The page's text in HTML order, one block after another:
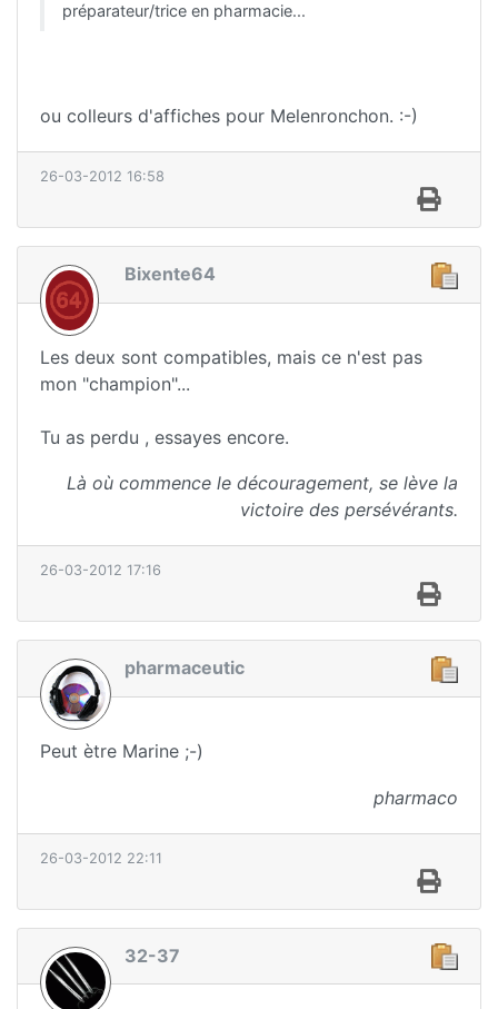
préparateur/trice en pharmacie...
ou colleurs d'affiches pour Melenronchon. :-)
26-03-2012 16:58
Bixente64
Les deux sont compatibles, mais ce n'est pas
mon "champion"...
Tu as perdu , essayes encore.
Là où commence le découragement, se lève la
victoire des persévérants.
26-03-2012 17:16
pharmaceutic
Peut ètre Marine ;-)
pharmaco
26-03-2012 22:11
32-37